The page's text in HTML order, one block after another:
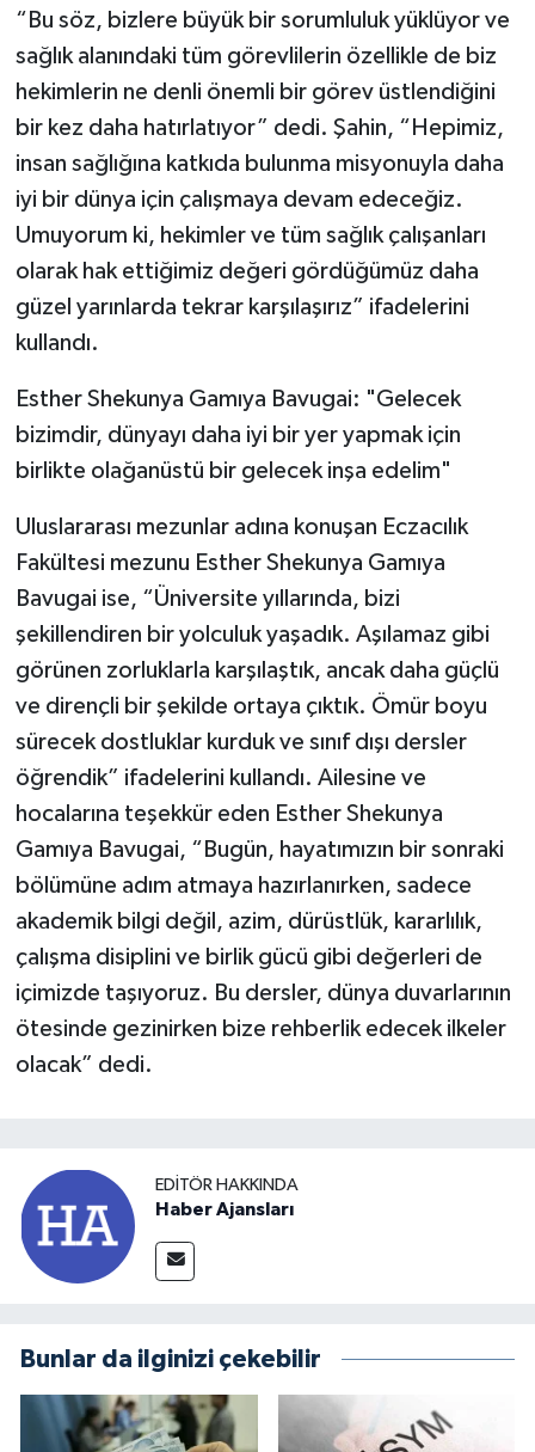
“Bu söz, bizlere büyük bir sorumluluk yüklüyor ve
sağlık alanındaki tüm görevlilerin özellikle de biz
hekimlerin ne denli önemli bir görev üstlendiğini
bir kez daha hatırlatıyor” dedi. Şahin, “Hepimiz,
insan sağlığına katkıda bulunma misyonuyla daha
iyi bir dünya için çalışmaya devam edeceğiz.
Umuyorum ki, hekimler ve tüm sağlık çalışanları
olarak hak ettiğimiz değeri gördüğümüz daha
güzel yarınlarda tekrar karşılaşırız” ifadelerini
kullandı.
Esther Shekunya Gamıya Bavugai: "Gelecek
bizimdir, dünyayı daha iyi bir yer yapmak için
birlikte olağanüstü bir gelecek inşa edelim"
Uluslararası mezunlar adına konuşan Eczacılık
Fakültesi mezunu Esther Shekunya Gamıya
Bavugai ise, “Üniversite yıllarında, bizi
şekillendiren bir yolculuk yaşadık. Aşılamaz gibi
görünen zorluklarla karşılaştık, ancak daha güçlü
ve dirençli bir şekilde ortaya çıktık. Ömür boyu
sürecek dostluklar kurduk ve sınıf dışı dersler
öğrendik” ifadelerini kullandı. Ailesine ve
hocalarına teşekkür eden Esther Shekunya
Gamıya Bavugai, “Bugün, hayatımızın bir sonraki
bölümüne adım atmaya hazırlanırken, sadece
akademik bilgi değil, azim, dürüstlük, kararlılık,
çalışma disiplini ve birlik gücü gibi değerleri de
içimizde taşıyoruz. Bu dersler, dünya duvarlarının
ötesinde gezinirken bize rehberlik edecek ilkeler
olacak” dedi.
EDITÖR HAKKINDA
Haber Ajansları
Bunlar da ilginizi çekebilir